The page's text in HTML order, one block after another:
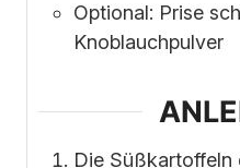
Optional: Prise
Knoblauchpulver
Die Süßkartoffeln